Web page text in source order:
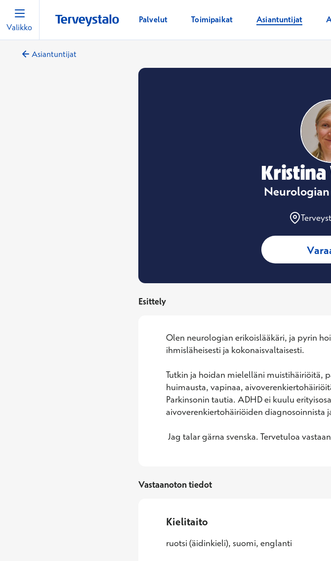
Valikko
Palvelut Toimipaikat Asiantuntijat
Asiantuntijat
Esittely
Olen neurologian erikoislääkäri, ja pyrin
ihmisläheisesti ja kokonaisvaltaisesti.
Tutkin ja hoidan mielelläni muistihäiriöitä,
huimausta, vapinaa,
Parkinsonin tautia. ADHD ei kuulu
aivoverenkiertohäiriöiden diagnosoinnista
Jag talar gärna svenska. Tervetuloa
Vastaanoton tiedot
Kielitaito
ruotsi (äidinkieli), suomi, englanti